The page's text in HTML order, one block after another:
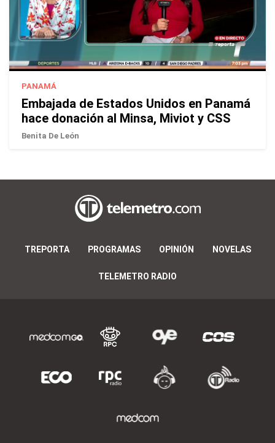
PANAMÁ
Embajada de Estados Unidos en Panamá
hace donación al Minsa, Miviot y CSS
Benita De León
TREPORTA PROGRAMAS OPINIÓN NOVELAS
TELEMETRO RADIO